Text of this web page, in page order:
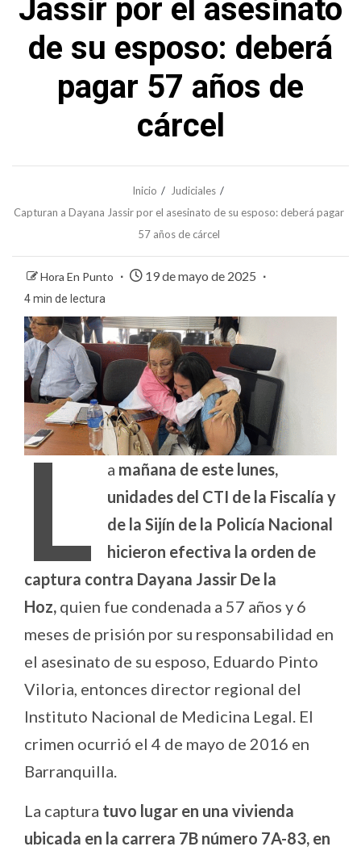
Jassir por el asesinato
de su esposo: deberá
pagar 57 años de
cárcel
Inicio
Judiciales
Capturan a Dayana Jassir por el asesinato de su esposo: deberá pagar
57 años de cárcel
Hora En Punto 19 de mayo de 2025
4 min de lectura
L a mañana de este lunes,
unidades del CTI de la Fiscalía y
de la Sijín de la Policía Nacional
hicieron efectiva la orden de
captura contra Dayana Jassir De la
Hoz, quien fue condenada a 57 años y 6
meses de prisión por su responsabilidad en
el asesinato de su esposo, Eduardo Pinto
Viloria, entonces director regional del
Instituto Nacional de Medicina Legal. El
crimen ocurrió el 4 de mayo de 2016 en
Barranquilla.
La captura tuvo lugar en una vivienda
ubicada en la carrera 7B número 7A-83, en